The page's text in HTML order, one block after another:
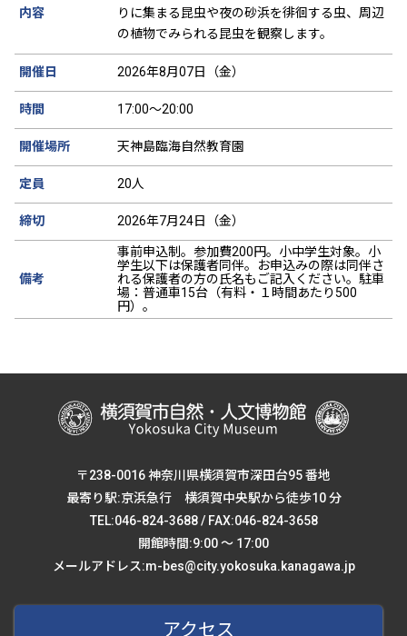
内容
りに集まる昆虫や夜の砂浜を徘徊する虫、周辺
の植物でみられる昆虫を観察します。
開催日 2026年8月07日（金）
時間 17:00～20:00
開催場所 天神島臨海自然教育園
定員 20人
締切 2026年7月24日（金）
備考
事前申込制。参加費200円。小中学生対象。小
学生以下は保護者同伴。お申込みの際は同伴さ
れる保護者の方の氏名もご記入ください。駐車
場：普通車15台（有料・１時間あたり500
円）。
〒238-0016 神奈川県横須賀市深田台95 番地
最寄り駅:京浜急行 横須賀中央駅から徒歩10 分
TEL:046-824-3688 / FAX:046-824-3658
開館時間:9:00 ～ 17:00
メールアドレス:m-bes@city.yokosuka.kanagawa.jp
アクセス